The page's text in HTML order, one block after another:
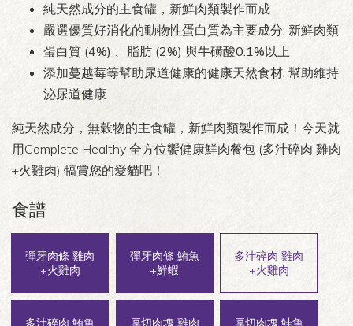
純天然成分的主食罐，新鮮肉類製作而成
嚴選優質好消化的動物性蛋白質為主要成分: 新鮮肉類
蛋白質 (4%) 、脂肪 (2%) 與牛磺酸0.1%以上
添加蔓越莓等幫助尿道健康的健康天然食材, 幫助維持
泌尿道健康
純天然成分，無穀物的主食罐，新鮮肉類製作而成！今天就
用Complete Healthy 全方位饗健康鮮肉餐包 (多汁碎肉 雞肉
+火雞肉) 犒賞您的愛貓吧！
食譜
彈牙肉條 雞肉
+火雞肉
彈牙肉條 鮪魚
+鮮蝦
多汁碎肉 雞肉
+火雞肉
多汁碎肉 鮪魚
厚切肉塊 雞肉
厚切肉塊 鮭魚